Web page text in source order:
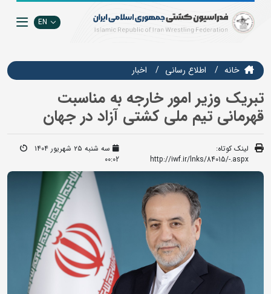
EN
خانه اطلاع رسانی اخبار
تبریک وزیر امور خارجه به مناسبت
قهرمانی تیم ملی کشتی آزاد در جهان
لینک کوتاه:
http://iwf.ir/lnks/84015/-.aspx
سه شنبه ۲۵ شهریور ۱۴۰۴
00:02